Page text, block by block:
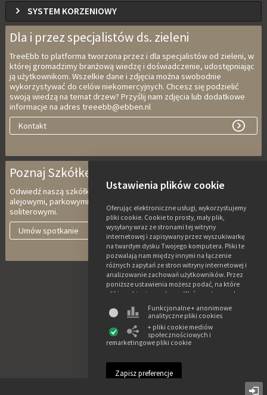
SYSTEM KORZENIOWY
Dla i przez specjalistów ds. zieleni
TreeEbb to platforma tworzona przez i dla specjalistów od zieleni, w
której gromadzimy branżową wiedzę i doświadczenie, udostępniając
ją użytkownikom. Wszelkie dane i zdjęcia można swobodnie
wykorzystywać do celów niekomercyjnych. Chcesz się podzielić
swoją wiedzą na temat drzew? Przyślij nam zdjęcia lub dodatkowe
informacje na adres treeebb@ebben.nl
Kontakt
Poznaj Szkółkę Ebben
Odwiedź naszą szkółkę z drzewami wielopniowymi, do wspinaczki,
alejowymi, parkowymi, drzewami charakterystycznymi i krzewami
soliterowymi.
Umów spotkanie
Ustawienia plików cookie
Oferując elektroniczne usługi, wykorzystujemy
pliki cookie. Cookie to prosty, mały plik,
wysyłany wraz ze stronami tej witryny
internetowej i zapisywany przez wyszukiwarkę
na twardym dysku Twojego komputera. Pliki te
pozwalają nam między innymi na łączenie
różnych zapytań ze stron witryny internetowej i
analizowanie zachowań użytkowników. Przez
poniższe ustawienia możesz podać, na które
pliki cookie się zgadzasz. Weź przy tym pod
niektóre z funkcji tej witryny mogą być
niedostępne. Więcej informacji o
wykorzystywaniu danych i różnych plikach
cookie znajdziesz w naszym oświadczeniu o
Funkcjonalne + anonimowe
analityczne pliki cookies
+ pliki cookie mediów
społecznościowych i
remarketingowe pliki cookie